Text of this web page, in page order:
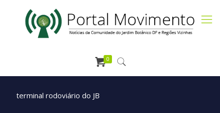
0
terminal rodoviário do JB